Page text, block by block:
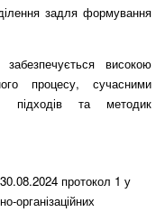
задля формування
забезпечується високою
процесу, сучасними
підходів та методик
протокол 1 у
організаційних